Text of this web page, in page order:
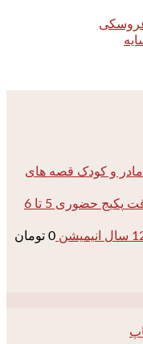
مادر و کودک قصه های
پکیج حضوری 5 تا 6
0 تومان